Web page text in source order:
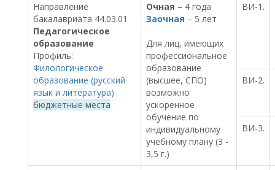
Направление
бакалавриата 44.03.01
Педагогическое
образование
Профиль:
Филологическое
образование (русский
язык и литература)
бюджетные места
Очная – 4 года
Заочная – 5 лет
Для лиц, имеющих
профессиональное
образование
(высшее, СПО)
возможно
ускоренное
обучение по
индивидуальному
учебному плану (3 -
3,5 г.)
ВИ-1.
ВИ-2.
ВИ-3.